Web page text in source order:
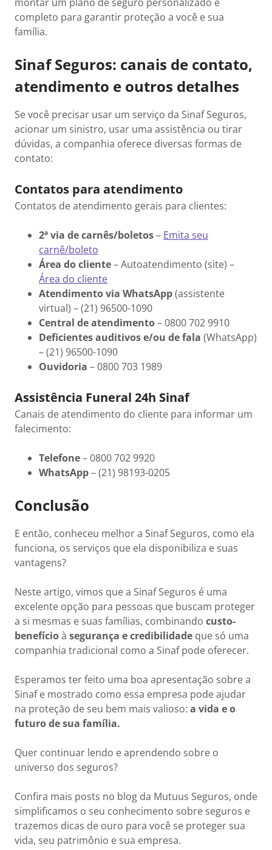
completo para garantir proteção a você e sua
família.
Sinaf Seguros: canais de contato,
atendimento e outros detalhes
Se você precisar usar um serviço da Sinaf Seguros,
acionar um sinistro, usar uma assistência ou tirar
dúvidas, a companhia oferece diversas formas de
contato:
Contatos para atendimento
Contatos de atendimento gerais para clientes:
2ª via de carnês/boletos– Emita seu
carnê/boleto
Área do cliente– Autoatendimento (site) –
Área do cliente
Atendimento via WhatsApp(assistente
virtual) – (21) 96500-1090
Central de atendimento– 0800 702 9910
Deficientes auditivos e/ou de fala (WhatsApp)
– (21) 96500-1090
Ouvidoria – 0800 703 1989
Assistência Funeral 24h Sinaf
Canais de atendimento do cliente para informar um
falecimento:
Telefone– 0800 702 9920
WhatsApp– (21) 98193-0205
Conclusão
E então, conheceu melhor a Sinaf Seguros, como ela
funciona, os serviços que ela disponibiliza e suas
vantagens?
Neste artigo, vimos que a Sinaf Seguros é uma
excelente opção para pessoas que buscam proteger
a si mesmas e suas famílias, combinando custo-
benefícioà segurança e credibilidade que só uma
companhia tradicional como a Sinaf pode oferecer.
Esperamos ter feito uma boa apresentação sobre a
Sinaf e mostrado como essa empresa pode ajudar
na proteção de seu bem mais valioso: a vida e o
futuro de sua família.
Quer continuar lendo e aprendendo sobre o
universo dos seguros?
Confira mais posts no blog da Mutuus Seguros, onde
simplificamos o seu conhecimento sobre seguros e
trazemos dicas de ouro para você se proteger sua
vida, seu patrimônio e sua empresa.